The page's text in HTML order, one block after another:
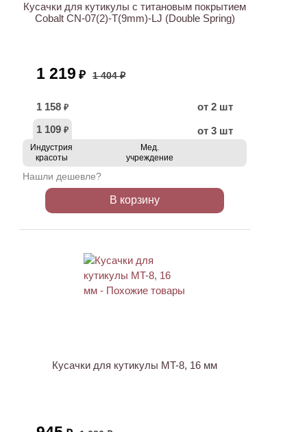
Кусачки для кутикулы с титановым покрытием
Cobalt CN-07(2)-T(9mm)-LJ (Double Spring)
1 219 ₽ 1 404 ₽
1 158 ₽
от 2 шт
1 109 ₽ от 3 шт
Индустрия
красоты
Мед.
учреждение
Нашли дешевле?
В корзину
Кусачки для кутикулы MT-8, 16 мм